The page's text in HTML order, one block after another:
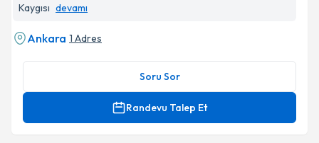
Kaygısı devamı
Ankara 1 Adres
Soru Sor
Randevu Talep Et